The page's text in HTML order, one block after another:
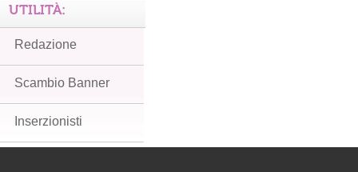
UTILITÀ:
Redazione
Scambio Banner
Inserzionisti